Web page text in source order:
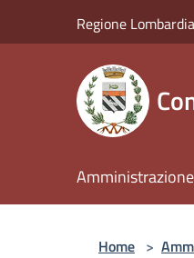
Regione Lombardia
Amministrazione
Home >